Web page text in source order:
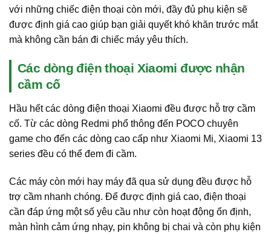
với những chiếc điện thoại còn mới, đầy đủ phụ kiện sẽ
được định giá cao giúp bạn giải quyết khó khăn trước mắt
mà không cần bán đi chiếc máy yêu thích.
Các dòng điện thoại Xiaomi được nhận
cầm cố
Hầu hết các dòng điện thoại Xiaomi đều được hỗ trợ cầm
cố. Từ các dòng Redmi phổ thông đến POCO chuyên
game cho đến các dòng cao cấp như Xiaomi Mi, Xiaomi 13
series đều có thể đem đi cầm.
Các máy còn mới hay máy đã qua sử dụng đều được hỗ
trợ cầm nhanh chóng. Để được định giá cao, điện thoại
cần đáp ứng một số yêu cầu như còn hoạt động ổn định,
màn hình cảm ứng nhạy, pin không bị chai và còn phụ kiện